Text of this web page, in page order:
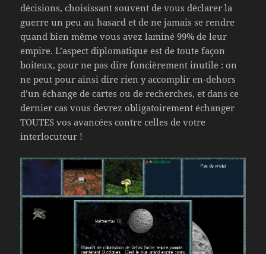
décisions, choisissant souvent de vous déclarer la
guerre un peu au hasard et de ne jamais se rendre
quand bien même vous avez laminé 99% de leur
empire. L’aspect diplomatique est de toute façon
boiteux, pour ne pas dire foncièrement inutile : on
ne peut pour ainsi dire rien y accomplir en-dehors
d’un échange de cartes ou de recherches, et dans ce
dernier cas vous devrez obligatoirement échanger
TOUTES vos avancées contre celles de votre
interlocuteur !